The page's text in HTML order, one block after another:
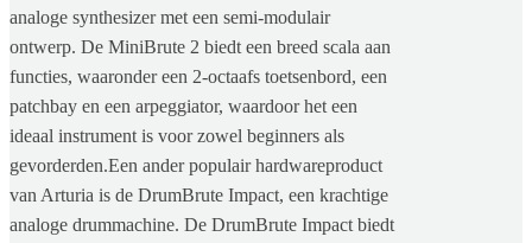
analoge synthesizer met een semi-modulair
ontwerp. De MiniBrute 2 biedt een breed scala aan
functies, waaronder een 2-octaafs toetsenbord, een
patchbay en een arpeggiator, waardoor het een
ideaal instrument is voor zowel beginners als
gevorderden.Een ander populair hardwareproduct
van Arturia is de DrumBrute Impact, een krachtige
analoge drummachine. De DrumBrute Impact biedt